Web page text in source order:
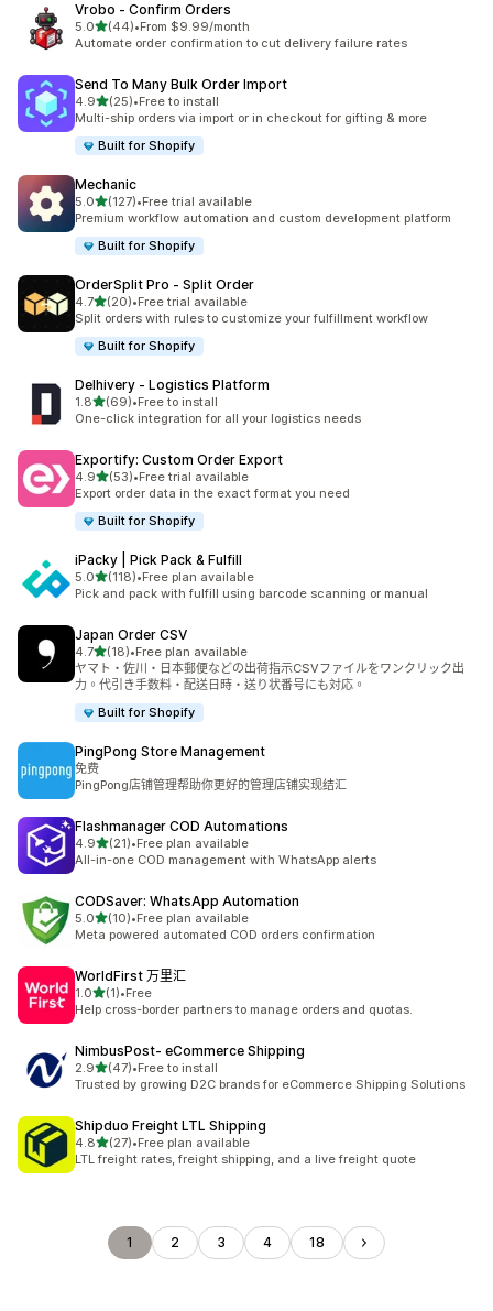
Vrobo ‑ Confirm Orders
5.0滿分 5 顆星
(44)
共有 44 則評價
•From $9.99/month
Automate order confirmation to cut delivery failure rates
Send To Many Bulk Order Import
4.9滿分 5 顆星
(25)
共有 25 則評價
•Free to install
Multi-ship orders via import or in checkout for gifting & more
Built for Shopify
Mechanic
5.0滿分 5 顆星
(127)
共有 127 則評價
•Free trial available
Premium workflow automation and custom development platform
Built for Shopify
OrderSplit Pro ‑ Split Order
4.7滿分 5 顆星
(20)
共有 20 則評價
•Free trial available
Split orders with rules to customize your fulfillment workflow
Built for Shopify
Delhivery ‑ Logistics Platform
1.8滿分 5 顆星
(69)
共有 69 則評價
•Free to install
One-click integration for all your logistics needs
Exportify: Custom Order Export
4.9滿分 5 顆星
(53)
共有 53 則評價
•Free trial available
Export order data in the exact format you need
Built for Shopify
iPacky | Pick Pack & Fulfill
5.0滿分 5 顆星
(118)
共有 118 則評價
•Free plan available
Pick and pack with fulfill using barcode scanning or manual
Japan Order CSV
4.7滿分 5 顆星
(18)
共有 18 則評價
•Free plan available
ヤマト・佐川・日本郵便などの出荷指示CSVファイルをワンクリック出
力。代引き手数料・配送日時・送り状番号にも対応。
Built for Shopify
PingPong Store Management
免费
PingPong店铺管理帮助你更好的管理店铺实现结汇
Flashmanager COD Automations
4.9滿分 5 顆星
(21)
共有 21 則評價
•Free plan available
All-in-one COD management with WhatsApp alerts
CODSaver: WhatsApp Automation
5.0滿分 5 顆星
(10)
共有 10 則評價
•Free plan available
Meta powered automated COD orders confirmation
WorldFirst 万里汇
1.0滿分 5 顆星
(1)
共有 1 則評價
•Free
Help cross-border partners to manage orders and quotas.
NimbusPost‑ eCommerce Shipping
2.9滿分 5 顆星
(47)
共有 47 則評價
•Free to install
Trusted by growing D2C brands for eCommerce Shipping Solutions
Shipduo Freight LTL Shipping
4.8滿分 5 顆星
(27)
共有 27 則評價
•Free plan available
LTL freight rates, freight shipping, and a live freight quote
1 2 3 4 18